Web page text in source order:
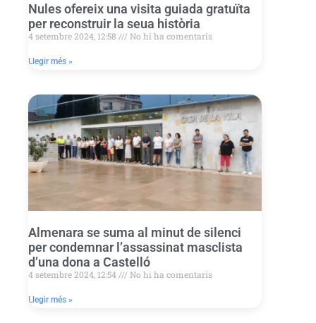
Nules ofereix una visita guiada gratuïta
per reconstruir la seua història
4 setembre 2024, 12:58 No hi ha comentaris
Llegir més »
Almenara se suma al minut de silenci
per condemnar l’assassinat masclista
d’una dona a Castelló
4 setembre 2024, 12:54 No hi ha comentaris
Llegir més »